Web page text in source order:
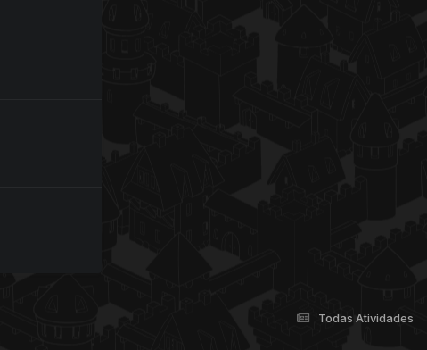
Todas Atividades